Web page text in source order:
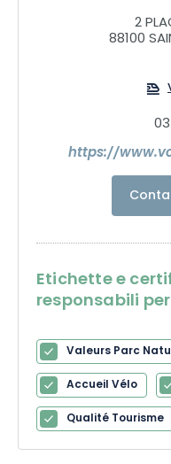
assaporate le nostre
Vosgi Portes d'Alsace
concentrato di
2
88100
https://
Etichette e
responsabili
Valeurs Parc
Accueil Vélo
Qualité Tourisme